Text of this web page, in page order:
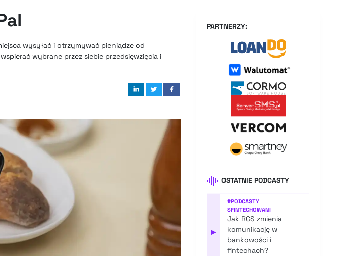
wysyłać i otrzymywać pieniądze od
wybrane przez siebie przedsięwzięcia i
PARTNERZY:
OSTATNIE PODCASTY
▶
#PODCASTY
SFINTECHOWANI
Jak RCS zmienia
komunikację w
bankowości i
fintechach?